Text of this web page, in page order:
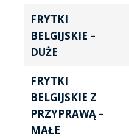
FRYTKI
BELGIJSKIE –
DUŻE
FRYTKI
BELGIJSKIE Z
PRZYPRAWĄ –
MAŁE